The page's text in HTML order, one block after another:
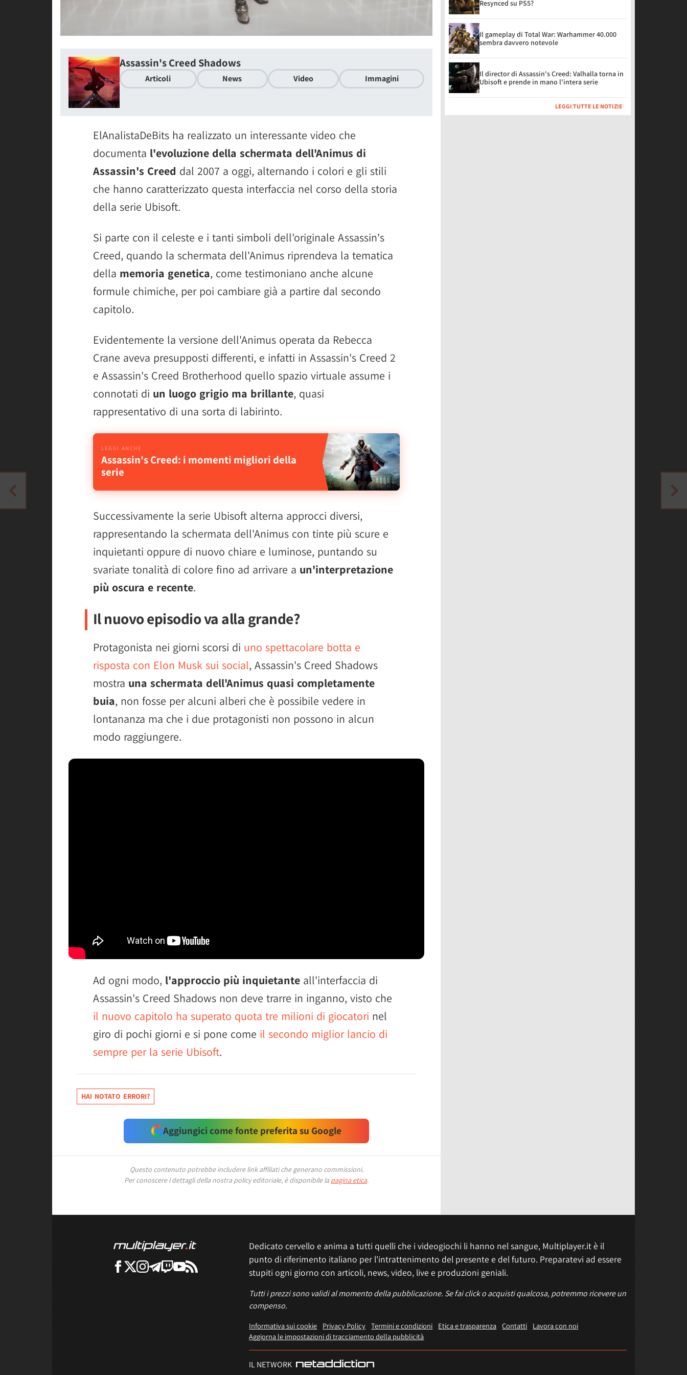
Assassin's Creed Shadows
Articoli News Video Immagini
ElAnalistaDeBits ha realizzato un interessante video che
documenta l'evoluzione della schermata dell'Animus di
Assassin's Creed dal 2007 a oggi, alternando i colori e gli stili
che hanno caratterizzato questa interfaccia nel corso della storia
della serie Ubisoft.
Si parte con il celeste e i tanti simboli dell'originale Assassin's
Creed, quando la schermata dell'Animus riprendeva la tematica
della memoria genetica, come testimoniano anche alcune
formule chimiche, per poi cambiare già a partire dal secondo
capitolo.
Evidentemente la versione dell'Animus operata da Rebecca
Crane aveva presupposti differenti, e infatti in Assassin's Creed 2
e Assassin's Creed Brotherhood quello spazio virtuale assume i
connotati di un luogo grigio ma brillante, quasi
rappresentativo di una sorta di labirinto.
Assassin's Creed: i momenti migliori della
serie
Successivamente la serie Ubisoft alterna approcci diversi,
rappresentando la schermata dell'Animus con tinte più scure e
inquietanti oppure di nuovo chiare e luminose, puntando su
svariate tonalità di colore fino ad arrivare a un'interpretazione
più oscura e recente.
Il nuovo episodio va alla grande?
Protagonista nei giorni scorsi di uno spettacolare botta e
risposta con Elon Musk sui social, Assassin's Creed Shadows
mostra una schermata dell'Animus quasi completamente
buia, non fosse per alcuni alberi che è possibile vedere in
lontananza ma che i due protagonisti non possono in alcun
modo raggiungere.
Ad ogni modo, l'approccio più inquietante all'interfaccia di
Assassin's Creed Shadows non deve trarre in inganno, visto che
il nuovo capitolo ha superato quota tre milioni di giocatori nel
giro di pochi giorni e si pone come il secondo miglior lancio di
sempre per la serie Ubisoft.
HAI NOTATO ERRORI?
Aggiungici come fonte preferita su Google
Questo contenuto potrebbe includere link affiliati che generano commissioni.
Per conoscere i dettagli della nostra policy editoriale, è disponibile la pagina etica.
Resynced su PS5?
Il gameplay di Total War: Warhammer 40.000
sembra davvero notevole
Il director di Assassin's Creed: Valhalla torna in
Ubisoft e prende in mano l'intera serie
LEGGI TUTTE LE NOTIZIE
Dedicato cervello e anima a tutti quelli che i videogiochi li hanno nel sangue, Multiplayer.it è il
punto di riferimento italiano per l'intrattenimento del presente e del futuro. Preparatevi ad essere
stupiti ogni giorno con articoli, news, video, live e produzioni geniali.
Tutti i prezzi sono validi al momento della pubblicazione. Se fai click o acquisti qualcosa, potremmo ricevere un
compenso.
Informativa sui cookie Privacy Policy Termini e condizioni Etica e trasparenza Contatti
Lavora con noi
Aggiorna le impostazioni di tracciamento della pubblicità
IL NETWORK